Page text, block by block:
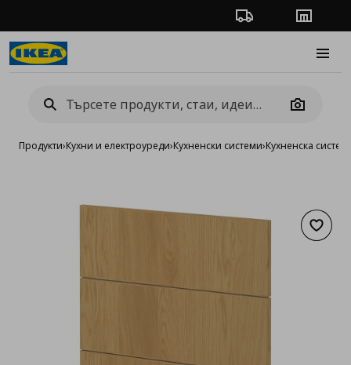
Проследяване на
Camera
Продукти›Кухни и електроуреди›Кухненски системи›Кухненска